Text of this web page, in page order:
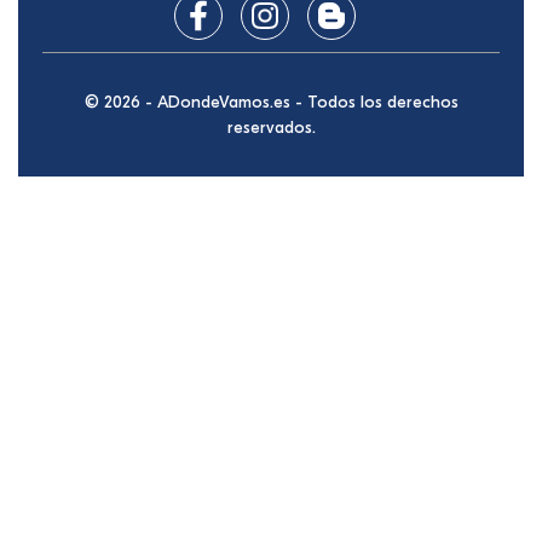
© 2026 - ADondeVamos.es - Todos los derechos
reservados.